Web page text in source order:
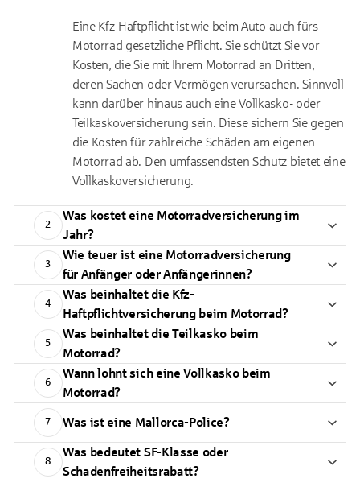
Eine Kfz-Haftpflicht ist wie beim Auto auch fürs
Motorrad gesetzliche Pflicht. Sie schützt Sie vor
Kosten, die Sie mit Ihrem Motorrad an Dritten,
deren Sachen oder Vermögen verursachen. Sinnvoll
kann darüber hinaus auch eine Vollkasko- oder
Teilkaskoversicherung sein. Diese sichern Sie gegen
die Kosten für zahlreiche Schäden am eigenen
Motorrad ab. Den umfassendsten Schutz bietet eine
Vollkaskoversicherung.
2
Was kostet eine Motorradversicherung im
Jahr?
3
Wie teuer ist eine Motorradversicherung
für Anfänger oder Anfängerinnen?
4
Was beinhaltet die Kfz-
Haftpflichtversicherung beim Motorrad?
5
Was beinhaltet die Teilkasko beim
Motorrad?
6
Wann lohnt sich eine Vollkasko beim
Motorrad?
7 Was ist eine Mallorca-Police?
8
Was bedeutet SF-Klasse oder
Schadenfreiheitsrabatt?